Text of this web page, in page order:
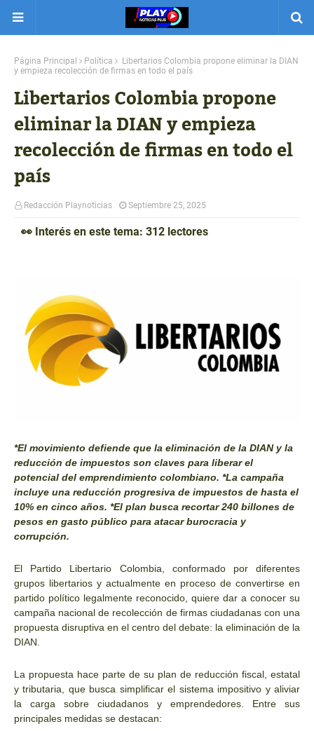
Página Principal Política
Libertarios Colombia propone eliminar la DIAN
y empieza recolección de firmas en todo el país
Libertarios Colombia propone
eliminar la DIAN y empieza
recolección de firmas en todo el
país
Redacción Playnoticias Septiembre 25, 2025
👀 Interés en este tema: 312 lectores
*El movimiento defiende que la eliminación de la DIAN y la
reducción de impuestos son claves para liberar el
potencial del emprendimiento colombiano. *La campaña
incluye una reducción progresiva de impuestos de hasta el
10% en cinco años. *El plan busca recortar 240 billones de
pesos en gasto público para atacar burocracia y
corrupción.
El Partido Libertario Colombia, conformado por diferentes
grupos libertarios y actualmente en proceso de convertirse en
partido político legalmente reconocido, quiere dar a conocer su
campaña nacional de recolección de firmas ciudadanas con una
propuesta disruptiva en el centro del debate: la eliminación de la
DIAN.
La propuesta hace parte de su plan de reducción fiscal, estatal
y tributaria, que busca simplificar el sistema impositivo y aliviar
la carga sobre ciudadanos y emprendedores. Entre sus
principales medidas se destacan: